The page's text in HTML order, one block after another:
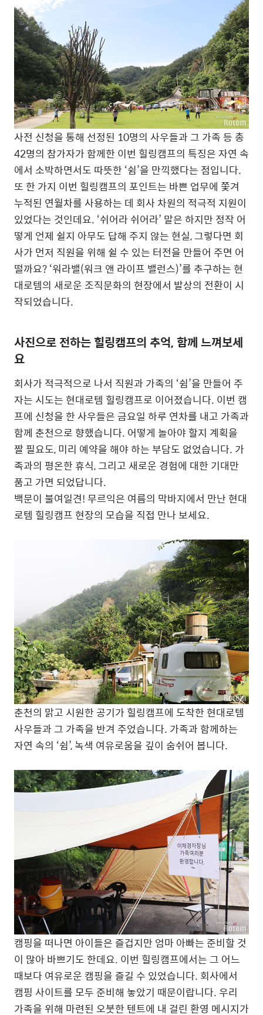
사전 신청을 통해 선정된 10명의 사우들과 그 가족 등 총
42명의 참가자가 함께한 이번 힐링캠프의 특징은 자연 속
에서 소박하면서도 따뜻한 ‘쉼’을 만끽했다는 점입니다.
또 한 가지 이번 힐링캠프의 포인트는 바쁜 업무에 쫓겨
누적된 연월차를 사용하는 데 회사 차원의 적극적 지원이
있었다는 것인데요. ‘쉬어라 쉬어라’ 말은 하지만 정작 어
떻게 언제 쉴지 아무도 답해 주지 않는 현실, 그렇다면 회
사가 먼저 직원을 위해 쉴 수 있는 터전을 만들어 주면 어
떨까요? ‘워라밸(워크 앤 라이프 밸런스)’를 추구하는 현
대로템의 새로운 조직문화의 현장에서 발상의 전환이 시
작되었습니다.
사진으로 전하는 힐링캠프의 추억, 함께 느껴보세
요
회사가 적극적으로 나서 직원과 가족의 ‘쉼’을 만들어 주
자는 시도는 현대로템 힐링캠프로 이어졌습니다. 이번 캠
프에 신청을 한 사우들은 금요일 하루 연차를 내고 가족과
함께 춘천으로 향했습니다. 어떻게 놀아야 할지 계획을
짤 필요도, 미리 예약을 해야 하는 부담도 없었습니다. 가
족과의 평온한 휴식, 그리고 새로운 경험에 대한 기대만
품고 가면 되었답니다.
백문이 불여일견! 무르익은 여름의 막바지에서 만난 현대
로템 힐링캠프 현장의 모습을 직접 만나 보세요.
춘천의 맑고 시원한 공기가 힐링캠프에 도착한 현대로템
사우들과 그 가족을 반겨 주었습니다. 가족과 함께하는
자연 속의 ‘쉼’, 녹색 여유로움을 깊이 숨쉬어 봅니다.
캠핑을 떠나면 아이들은 즐겁지만 엄마 아빠는 준비할 것
이 많아 바쁘기도 한데요. 이번 힐링캠프에서는 그 어느
때보다 여유로운 캠핑을 즐길 수 있었습니다. 회사에서
캠핑 사이트를 모두 준비해 놓았기 때문이랍니다. 우리
가족을 위해 마련된 오붓한 텐트에 내 걸린 환영 메시지가